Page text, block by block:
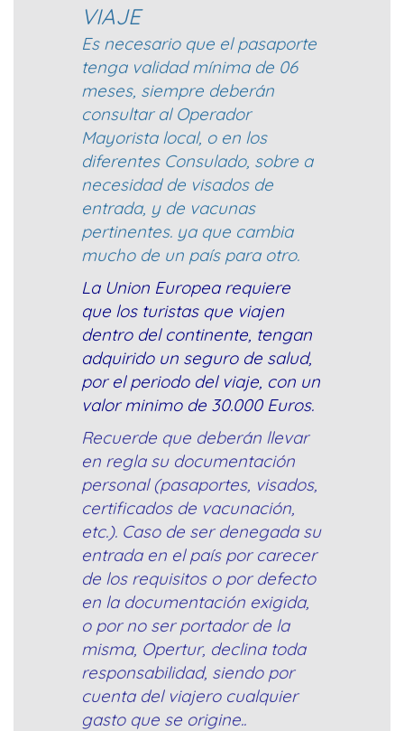
VIAJE
Es necesario que el pasaporte
tenga validad mínima de 06
meses, siempre deberán
consultar al Operador
Mayorista local, o en los
diferentes Consulado, sobre a
necesidad de visados de
entrada, y de vacunas
pertinentes. ya que cambia
mucho de un país para otro.
La Union Europea requiere
que los turistas que viajen
dentro del continente, tengan
adquirido un seguro de salud,
por el periodo del viaje, con un
valor minimo de 30.000 Euros.
Recuerde que deberán llevar
en regla su documentación
personal (pasaportes, visados,
certificados de vacunación,
etc.). Caso de ser denegada su
entrada en el país por carecer
de los requisitos o por defecto
en la documentación exigida,
o por no ser portador de la
misma, Opertur, declina toda
responsabilidad, siendo por
cuenta del viajero cualquier
gasto que se origine..